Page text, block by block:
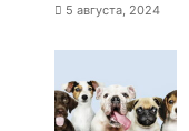
5 августа, 2024